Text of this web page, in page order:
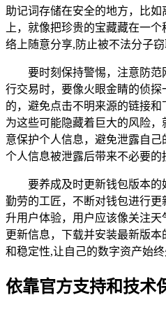
助记词存储在安全的地方，比
上，就像把珍贵的宝藏藏在一
络上随意分享,防止被不法分子窃
要时刻保持警惕，注意防范
行交易时，要像火眼金睛的侦
的，避免点击不明来源的链接
为这些可能隐藏着巨大的风险
意保护个人信息，避免泄露自
个人信息被泄露后带来不必要的
要养成及时更新钱包版本的
勤劳的工匠，不断对钱包进行
升用户体验，用户应该像关注
更新信息，下载并安装最新版
和稳定性,让自己的数字资产始终
依靠官方支持和技术